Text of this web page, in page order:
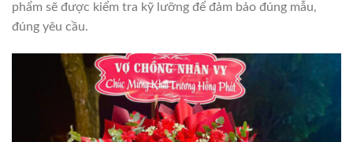
phẩm sẽ được kiểm tra kỹ lưỡng để đảm bảo đúng mẫu,
đúng yêu cầu.